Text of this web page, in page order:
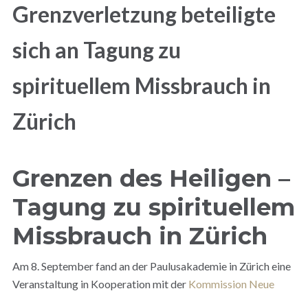
Grenzverletzung beteiligte
sich an Tagung zu
spirituellem Missbrauch in
Zürich
Grenzen des Heiligen –
Tagung zu spirituellem
Missbrauch in Zürich
Am 8. September fand an der Paulusakademie in Zürich eine
Veranstaltung in Kooperation mit der Kommission Neue